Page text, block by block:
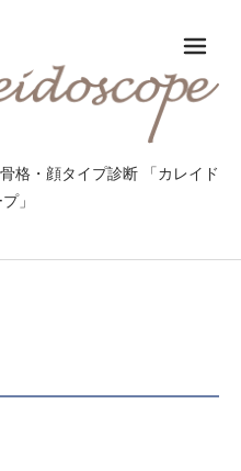
格・顔タイプ診断 「カレイド
」